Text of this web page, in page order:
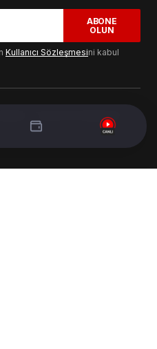
ABONE
OLUN
Kullanıcı Sözleşmesini kabul
- Tasarım & Geliştirme :